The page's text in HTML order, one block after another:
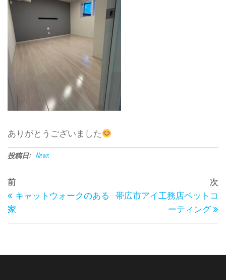
ありがとうございました
投稿日: News
投
稿
ナ
ゲ
過
去
の
投
前
キャットウォークのある
家
投
稿
次
帯広市アイ工務店ペットコ
ーティング